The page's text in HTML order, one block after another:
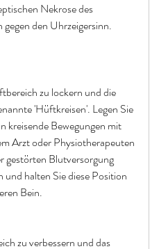
Nekrose des
den Uhrzeigersinn.
zu lockern und die
'Hüftkreisen'. Legen Sie
kreisende Bewegungen mit
Arzt oder Physiotherapeuten
gestörten Blutversorgung
halten Sie diese Position
Bein.
zu verbessern und das